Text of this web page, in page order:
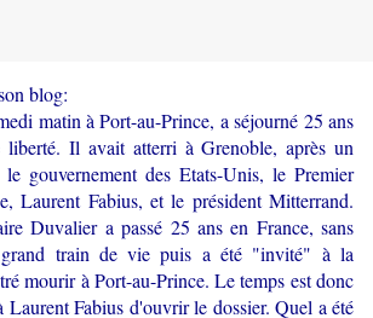
blog:
matin à Port-au-Prince, a séjourné 25 ans
liberté. Il avait atterri à Grenoble, après un
le gouvernement des Etats-Unis, le Premier
Laurent Fabius, et le président Mitterrand.
Duvalier a passé 25 ans en France, sans
train de vie puis a été "invité" à la
mourir à Port-au-Prince. Le temps est donc
Laurent Fabius d'ouvrir le dossier. Quel a été